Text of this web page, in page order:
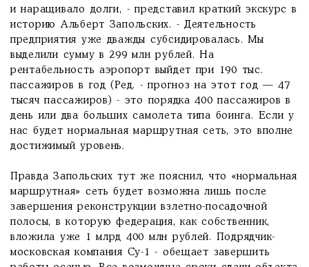
и наращивало долги, - представил краткий экскурс в
историю Альберт Запольских. - Деятельность
предприятия уже дважды субсидировалась. Мы
выделили сумму в 299 млн рублей. На
рентабельность аэропорт выйдет при 190 тыс.
пассажиров в год (Ред. - прогноз на этот год — 47
тысяч пассажиров) - это порядка 400 пассажиров в
день или два больших самолета типа боинга. Если у
нас будет нормальная маршрутная сеть, это вполне
достижимый уровень.
Правда Запольских тут же пояснил, что «нормальная
маршрутная» сеть будет возможна лишь после
завершения реконструкции взлетно-посадочной
полосы, в которую федерация, как собственник,
вложила уже 1 млрд 400 млн рублей. Подрядчик-
московская компания Су-1 - обещает завершить